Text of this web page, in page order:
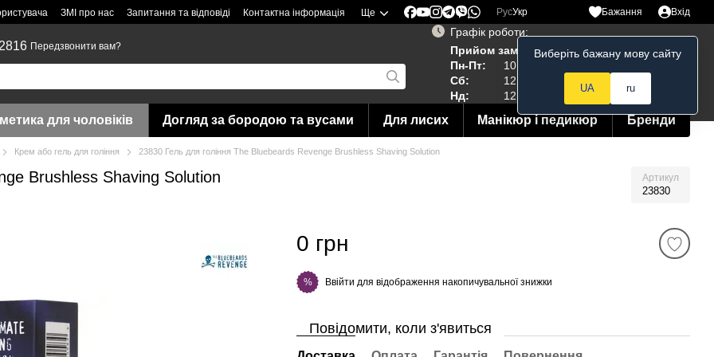
ЗМІ про нас Запитання та відповіді Контактна інформація Ще РусУкр Бажання Вхід
Передзвонити вам?
Графік роботи:
Прийом замовлень 24/7
Пн-Пт:
10:00–19:00
Сб:
12:00–18:00
Нд:
12:00--15:00
Мій кошик
для чоловіків Догляд за бородою та вусами Для лисих Манікюр і педикюр Бренди
Крем або гель для гоління 23830 Гель для гоління The Bluebeards Revenge Brushless Shaving Solution
Brushless Shaving Solution Артикул
23830
0 грн
% Ввійти для відображення накопичувальної знижки
Повідомити, коли з'явиться
Виберіть бажану мову сайту
UA ru